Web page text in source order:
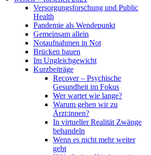
Versorgungsforschung und Public
Health
Pandemie als Wendepunkt
Gemeinsam allein
Notaufnahmen in Not
Brücken bauen
Im Ungleichgewicht
Kurzbeiträge
Recover – Psychische
Gesundheit im Fokus
Wer wartet wie lange?
Warum gehen wir zu
Ärzt:innen?
In virtueller Realität Zwänge
behandeln
Wenn es nicht mehr weiter
geht